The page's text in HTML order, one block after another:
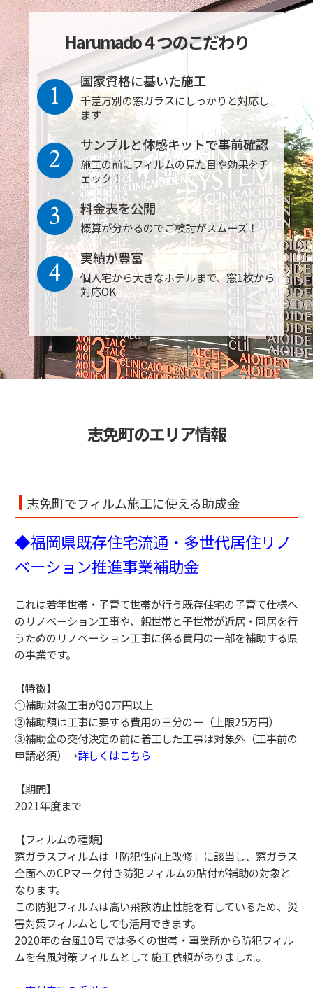
Harumado４つのこだわり
国家資格に基いた施工
千差万別の窓ガラスにしっかりと対応し
ます
1
サンプルと体感キットで事前確認
施工の前にフィルムの見た目や効果をチ
ェック！
2
料金表を公開
概算が分かるのでご検討がスムーズ！
3
実績が豊富
個人宅から大きなホテルまで、窓1枚から
対応OK
4
志免町のエリア情報
志免町でフィルム施工に使える助成金
◆福岡県既存住宅流通・多世代居住リノ
ベーション推進事業補助金
これは若年世帯・子育て世帯が行う既存住宅の子育て仕様へ
のリノベーション工事や、親世帯と子世帯が近居・同居を行
うためのリノベーション工事に係る費用の一部を補助する県
の事業です。
【特徴】
①補助対象工事が30万円以上
②補助額は工事に要する費用の三分の一（上限25万円）
③補助金の交付決定の前に着工した工事は対象外（工事前の
申請必須）→詳しくはこちら
【期間】
2021年度まで
【フィルムの種類】
窓ガラスフィルムは「防犯性向上改修」に該当し、窓ガラス
全面へのCPマーク付き防犯フィルムの貼付が補助の対象と
なります。
この防犯フィルムは高い飛散防止性能を有しているため、災
害対策フィルムとしても活用できます。
2020年の台風10号では多くの世帯・事業所から防犯フィル
ムを台風対策フィルムとして施工依頼がありました。